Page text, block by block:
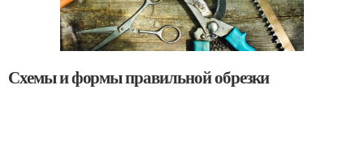
Схемы и формы правильной обрезки